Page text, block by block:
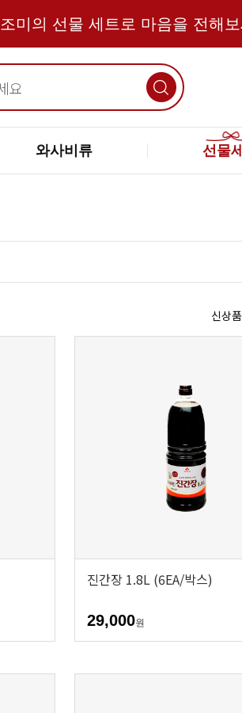
미의 선물 세트로 마음을 전해
와사비류 선물
신상품
진간장 1.8L (6EA/박스)
29,000원